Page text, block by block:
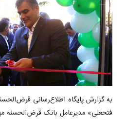
به گزارش پایگاه اطلاع‌رسانی
فتحعلی» مدیرعامل بانک قرض‌الحسنه